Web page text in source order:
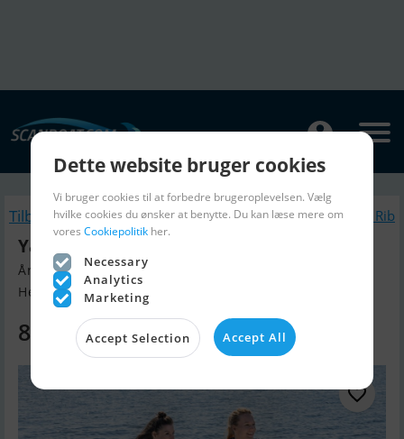
Tilbage Lignende Gummibåd / Rib
Yam 310 S
Årgang 2022, Gummibåd / Rib til salg
Helsingør, Danmark
8.600 DKK
Dette website bruger cookies
Vi bruger cookies til at forbedre brugeroplevelsen. Vælg
hvilke cookies du ønsker at benytte. Du kan læse mere om
vores Cookiepolitik her.
Necessary
Analytics
Marketing
Accept Selection Accept All